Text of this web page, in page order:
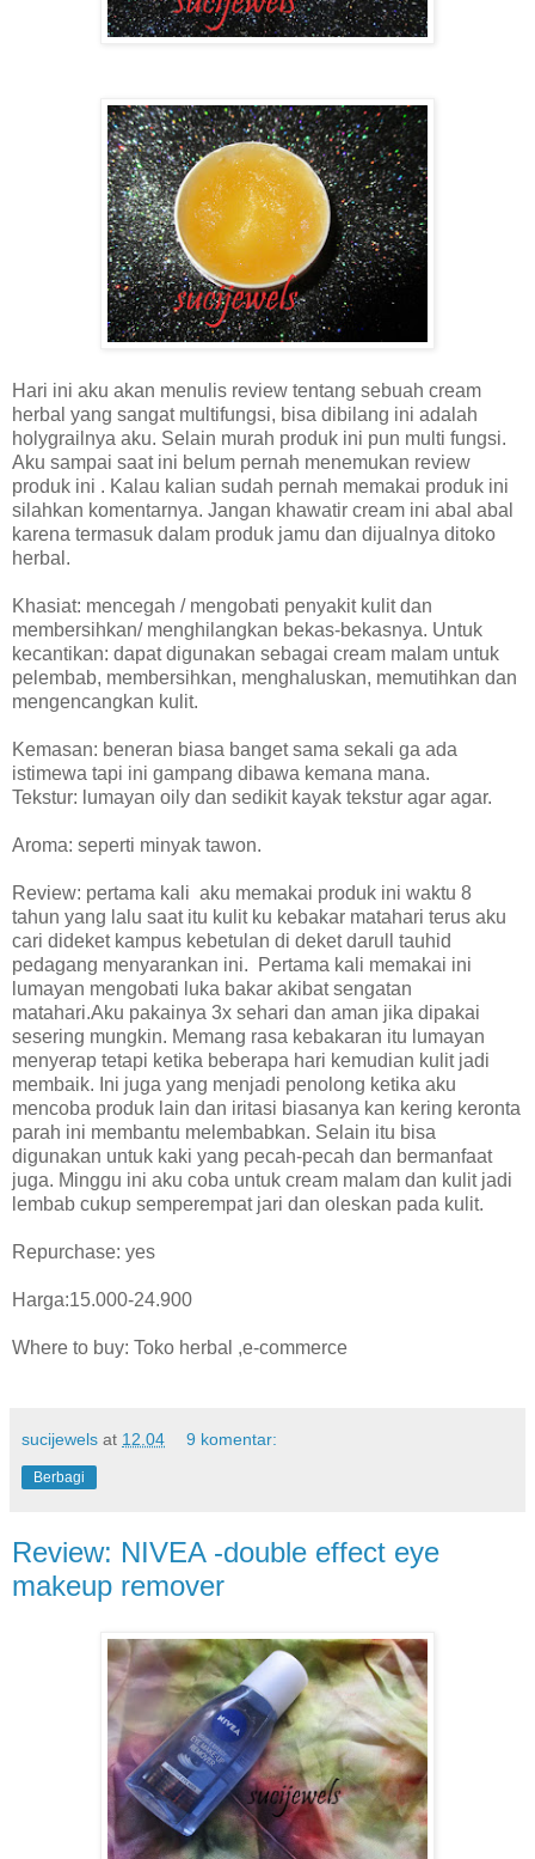
Hari ini aku akan menulis review tentang sebuah cream
herbal yang sangat multifungsi, bisa dibilang ini adalah
holygrailnya aku. Selain murah produk ini pun multi fungsi.
Aku sampai saat ini belum pernah menemukan review
produk ini . Kalau kalian sudah pernah memakai produk ini
silahkan komentarnya. Jangan khawatir cream ini abal abal
karena termasuk dalam produk jamu dan dijualnya ditoko
herbal.
Khasiat: mencegah / mengobati penyakit kulit dan
membersihkan/ menghilangkan bekas-bekasnya. Untuk
kecantikan: dapat digunakan sebagai cream malam untuk
pelembab, membersihkan, menghaluskan, memutihkan dan
mengencangkan kulit.
Kemasan: beneran biasa banget sama sekali ga ada
istimewa tapi ini gampang dibawa kemana mana.
Tekstur: lumayan oily dan sedikit kayak tekstur agar agar.
Aroma: seperti minyak tawon.
Review: pertama kali aku memakai produk ini waktu 8
tahun yang lalu saat itu kulit ku kebakar matahari terus aku
cari dideket kampus kebetulan di deket darull tauhid
pedagang menyarankan ini.
Pertama kali memakai ini
lumayan mengobati luka bakar akibat sengatan
matahari.Aku pakainya 3x sehari dan aman jika dipakai
sesering mungkin. Memang rasa kebakaran itu lumayan
menyerap tetapi ketika beberapa hari kemudian kulit jadi
membaik. Ini juga yang menjadi penolong ketika aku
mencoba produk lain dan iritasi biasanya kan kering keronta
parah ini membantu melembabkan. Selain itu bisa
digunakan untuk kaki yang pecah-pecah dan bermanfaat
juga. Minggu ini aku coba untuk cream malam dan kulit jadi
lembab cukup semperempat jari dan oleskan pada kulit.
Repurchase: yes
Harga:15.000-24.900
Where to buy: Toko herbal ,e-commerce
sucijewels at 12.04 9 komentar:
Berbagi
Review: NIVEA -double effect eye
makeup remover